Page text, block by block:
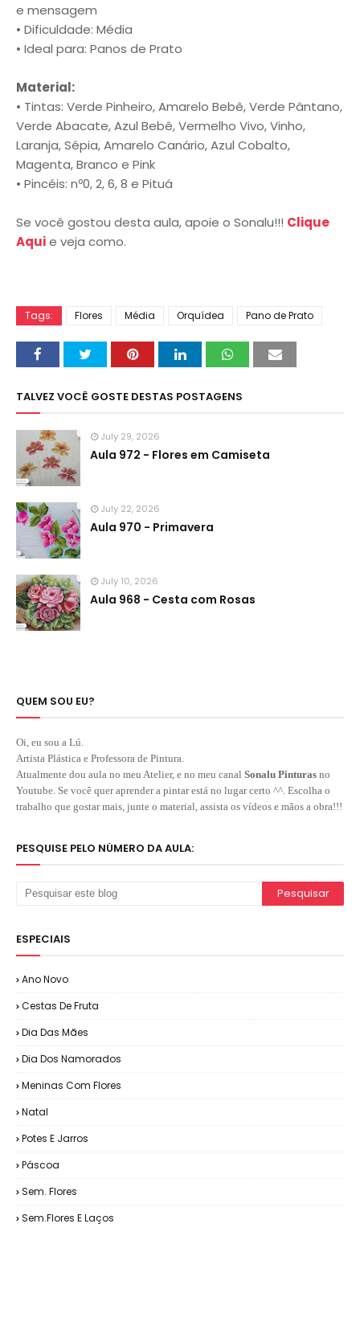
e mensagem
• Dificuldade: Média
• Ideal para: Panos de Prato
Material:
• Tintas: Verde Pinheiro, Amarelo Bebê, Verde Pântano,
Verde Abacate, Azul Bebê, Vermelho Vivo, Vinho,
Laranja, Sépia, Amarelo Canário, Azul Cobalto,
Magenta, Branco e Pink
• Pincéis: nº0, 2, 6, 8 e Pituá
Se você gostou desta aula, apoie o Sonalu!!! Clique
Aquie veja como.
Tags: Flores Média Orquídea Pano de Prato
TALVEZ VOCÊ GOSTE DESTAS POSTAGENS
July 29, 2026
Aula 972 - Flores em Camiseta
July 22, 2026
Aula 970 - Primavera
July 10, 2026
Aula 968 - Cesta com Rosas
QUEM SOU EU?
Oi, eu sou a Lú.
Artista Plástica e Professora de Pintura.
Atualmente dou aula no meu Atelier, e no meu canal Sonalu Pinturas no
Youtube. Se você quer aprender a pintar está no lugar certo ^^. Escolha o
trabalho que gostar mais, junte o material, assista os vídeos e mãos a obra!!!
PESQUISE PELO NÚMERO DA AULA:
ESPECIAIS
Ano Novo
Cestas De Fruta
Dia Das Mães
Dia Dos Namorados
Meninas Com Flores
Natal
Potes E Jarros
Páscoa
Sem. Flores
Sem.Flores E Laços